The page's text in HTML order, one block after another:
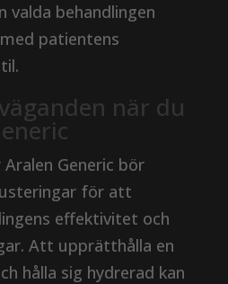
valda behandlingen
patientens
när du
Generic bör
för att
effektivitet och
Att upprätthålla en
hålla sig hydrerad kan